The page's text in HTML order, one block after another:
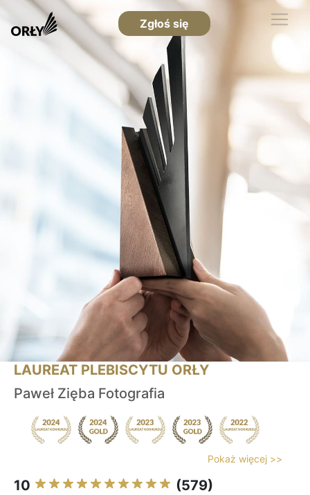
Zgłoś się
LAUREAT PLEBISCYTU ORŁY
Paweł Zięba Fotografia
Pokaż więcej >>
10 (579)